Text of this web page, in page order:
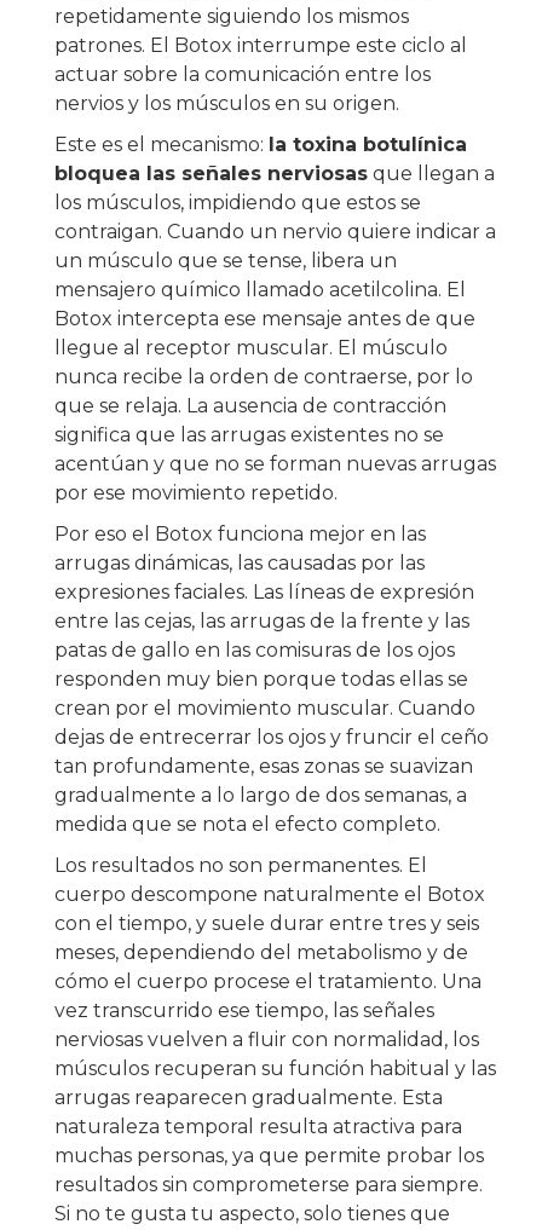
repetidamente siguiendo los mismos
patrones. El Botox interrumpe este ciclo al
actuar sobre la comunicación entre los
nervios y los músculos en su origen.
Este es el mecanismo: la toxina botulínica
bloquea las señales nerviosas que llegan a
los músculos, impidiendo que estos se
contraigan. Cuando un nervio quiere indicar a
un músculo que se tense, libera un
mensajero químico llamado acetilcolina. El
Botox intercepta ese mensaje antes de que
llegue al receptor muscular. El músculo
nunca recibe la orden de contraerse, por lo
que se relaja. La ausencia de contracción
significa que las arrugas existentes no se
acentúan y que no se forman nuevas arrugas
por ese movimiento repetido.
Por eso el Botox funciona mejor en las
arrugas dinámicas, las causadas por las
expresiones faciales. Las líneas de expresión
entre las cejas, las arrugas de la frente y las
patas de gallo en las comisuras de los ojos
responden muy bien porque todas ellas se
crean por el movimiento muscular. Cuando
dejas de entrecerrar los ojos y fruncir el ceño
tan profundamente, esas zonas se suavizan
gradualmente a lo largo de dos semanas, a
medida que se nota el efecto completo.
Los resultados no son permanentes. El
cuerpo descompone naturalmente el Botox
con el tiempo, y suele durar entre tres y seis
meses, dependiendo del metabolismo y de
cómo el cuerpo procese el tratamiento. Una
vez transcurrido ese tiempo, las señales
nerviosas vuelven a fluir con normalidad, los
músculos recuperan su función habitual y las
arrugas reaparecen gradualmente. Esta
naturaleza temporal resulta atractiva para
muchas personas, ya que permite probar los
resultados sin comprometerse para siempre.
Si no te gusta tu aspecto, solo tienes que